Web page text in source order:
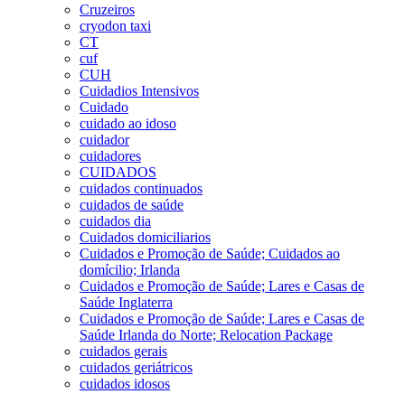
Cruzeiros
cryodon taxi
CT
cuf
CUH
Cuidadios Intensivos
Cuidado
cuidado ao idoso
cuidador
cuidadores
CUIDADOS
cuidados continuados
cuidados de saúde
cuidados dia
Cuidados domiciliarios
Cuidados e Promoção de Saúde; Cuidados ao
domícilio; Irlanda
Cuidados e Promoção de Saúde; Lares e Casas de
Saúde Inglaterra
Cuidados e Promoção de Saúde; Lares e Casas de
Saúde Irlanda do Norte; Relocation Package
cuidados gerais
cuidados geriátricos
cuidados idosos